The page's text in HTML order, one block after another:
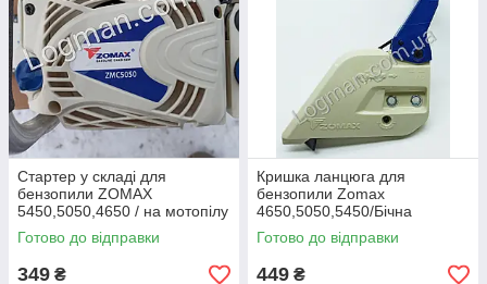
Стартер у складі для
бензопили ZOMAX
5450,5050,4650 / на мотопілу
Зомакс ЗМ/ЗМС пускач/
заводька/стартера Зо
Готово до відправки
349 ₴
Кришка ланцюга для
бензопили Zomax
4650,5050,5450/Бічна
крихітка ланцеюга на
мотопилу Зомакс/Зомах
Готово до відправки
449 ₴